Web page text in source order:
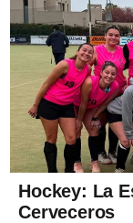
Hockey: La
Cerveceros